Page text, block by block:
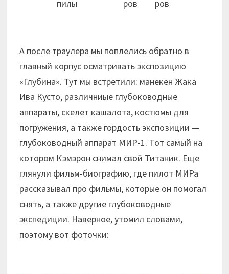
пилы ров ров
А после траулера мы поплелись обратно в
главный корпус осматривать экспозицию
«Глубина». Тут мы встретили: манекен Жака
Ива Кусто, различниые глубоководные
аппараты, скелет кашалота, костюмы для
погружения, а также гордость экспозиции —
глубоководный аппарат МИР-1. Тот самый на
котором Кэмэрон снимал свой Титаник. Еще
глянули фильм-биографию, где пилот МИРа
рассказывал про фильмы, которые он помогал
снять, а также другие глубоководные
экспедиции. Наверное, утомил словами,
поэтому вот фоточки: